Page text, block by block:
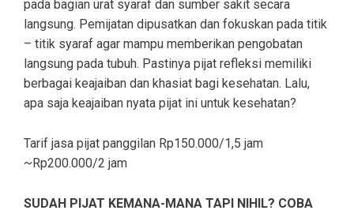
pada bagian urat syaraf dan sumber sakit secara
langsung. Pemijatan dipusatkan dan fokuskan pada titik
– titik syaraf agar mampu memberikan pengobatan
langsung pada tubuh. Pastinya pijat refleksi memiliki
berbagai keajaiban dan khasiat bagi kesehatan. Lalu,
apa saja keajaiban nyata pijat ini untuk kesehatan?
Tarif jasa pijat panggilan Rp150.000/1,5 jam
~Rp200.000/2 jam
SUDAH PIJAT KEMANA-MANA TAPI NIHIL? COBA